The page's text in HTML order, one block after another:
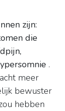
zijn:
die
.
meer
bewuster
hebben